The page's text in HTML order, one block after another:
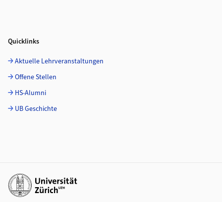
Quicklinks
Aktuelle Lehrveranstaltungen
Offene Stellen
HS-Alumni
UB Geschichte
Weiterführende Links